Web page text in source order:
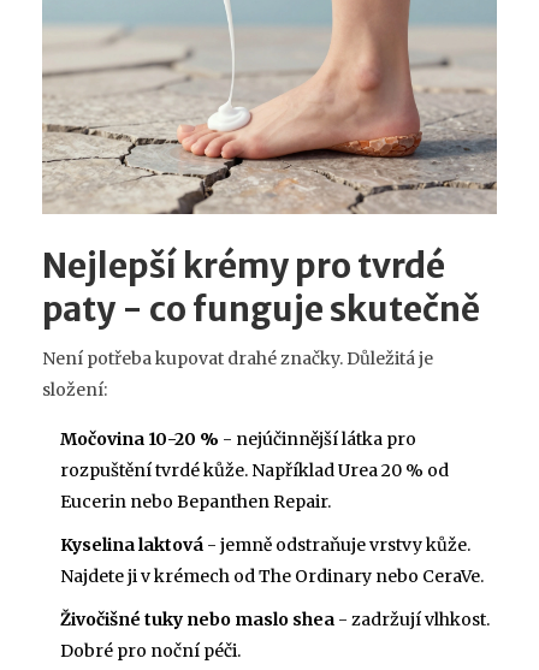
Nejlepší krémy pro tvrdé
paty - co funguje skutečně
Není potřeba kupovat drahé značky. Důležitá je
složení:
Močovina 10-20 % - nejúčinnější látka pro
rozpuštění tvrdé kůže. Například Urea 20 % od
Eucerin nebo Bepanthen Repair.
Kyselina laktová - jemně odstraňuje vrstvy kůže.
Najdete ji v krémech od The Ordinary nebo CeraVe.
Živočišné tuky nebo maslo shea - zadržují vlhkost.
Dobré pro noční péči.